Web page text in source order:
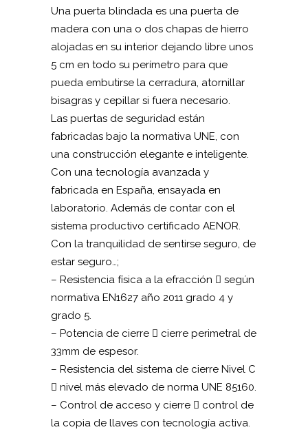
Una puerta blindada es una puerta de
madera con una o dos chapas de hierro
alojadas en su interior dejando libre unos
5 cm en todo su perímetro para que
pueda embutirse la cerradura, atornillar
bisagras y cepillar si fuera necesario.
Las puertas de seguridad están
fabricadas bajo la normativa UNE, con
una construcción elegante e inteligente.
Con una tecnología avanzada y
fabricada en España, ensayada en
laboratorio. Además de contar con el
sistema productivo certificado AENOR.
Con la tranquilidad de sentirse seguro, de
estar seguro…;
– Resistencia física a la efracción  según
normativa EN1627 año 2011 grado 4 y
grado 5.
– Potencia de cierre  cierre perimetral de
33mm de espesor.
– Resistencia del sistema de cierre Nivel C
 nivel más elevado de norma UNE 85160.
– Control de acceso y cierre  control de
la copia de llaves con tecnología activa.